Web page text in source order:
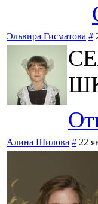
Эльвира Гисматова #
Алина Шилова # 22